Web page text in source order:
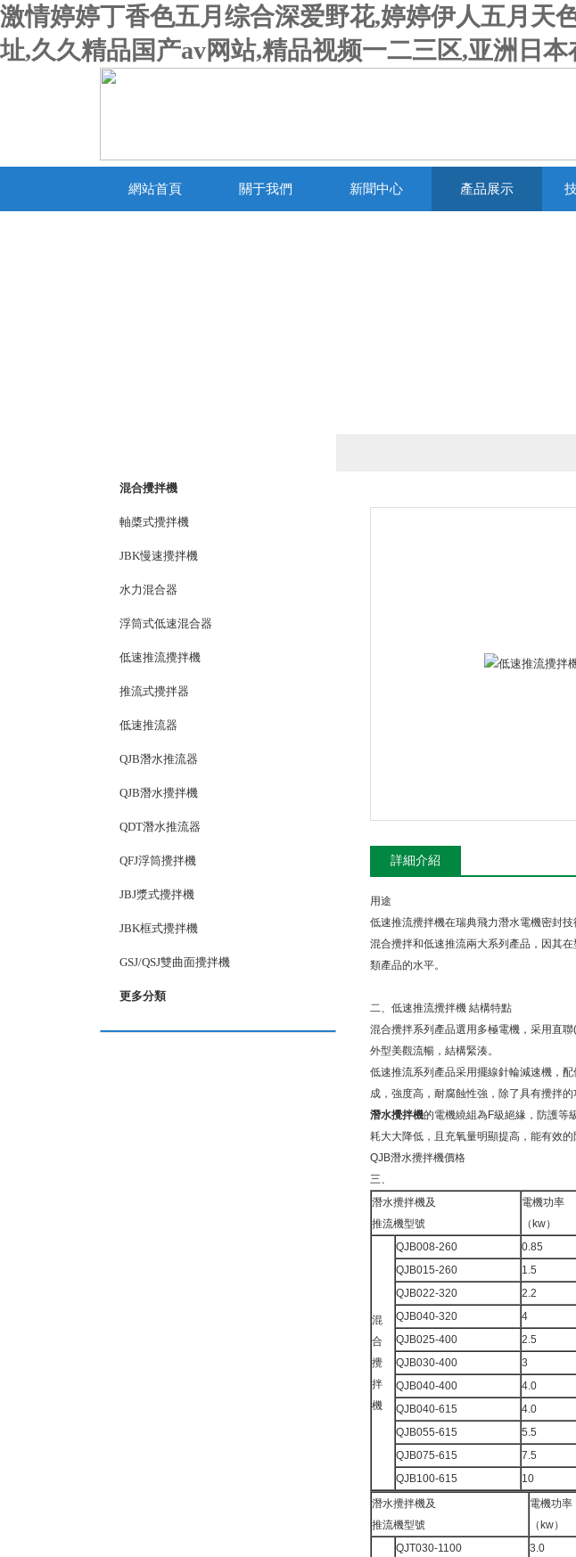
激情婷婷丁香色五月综合深爱野花,婷婷伊人五月天
址,久久精品国产av网站,精品视频一二三区,亚洲日
網站首頁 關于我們 新聞中心 產品展示
混合攪拌機
軸槳式攪拌機
JBK慢速攪拌機
水力混合器
浮筒式低速混合器
低速推流攪拌機
推流式攪拌器
低速推流器
QJB潛水推流器
QJB潛水攪拌機
QDT潛水推流器
QFJ浮筒攪拌機
JBJ漿式攪拌機
JBK框式攪拌機
GSJ/QSJ雙曲面攪拌機
更多分類
詳細介紹
用途
低速推流攪拌機在瑞典飛力潛水電機密封技
混合攪拌和低速推流兩大系列產品，因其
類產品的水平。
二、低速推流攪拌機 結構特點
混合攪拌系列產品選用多極電機，采用直聯
外型美觀流暢，結構緊湊。
低速推流系列產品采用擺線針輪減速機，配
成，強度高，耐腐蝕性強，除了具有攪
潛水攪拌機的電機繞組為F級絕緣，防護
耗大大降低，且充氧量明顯提高，能有效的防
QJB潛水攪拌機價格
三、
潛水攪拌機及
推流機型號
電機功率
（kw）
混
合
攪
拌
機
QJB008-260 0.85
QJB015-260
1.5
QJB022-320
2.2
QJB040-320
4
QJB025-400
2.5
QJB030-400
3
QJB040-400
4.0
QJB040-615
4.0
QJB055-615
5.5
QJB075-615
7.5
QJB100-615
10
潛水攪拌機及
推流機型號
電機功率
（kw）
QJT030-1100 3.0